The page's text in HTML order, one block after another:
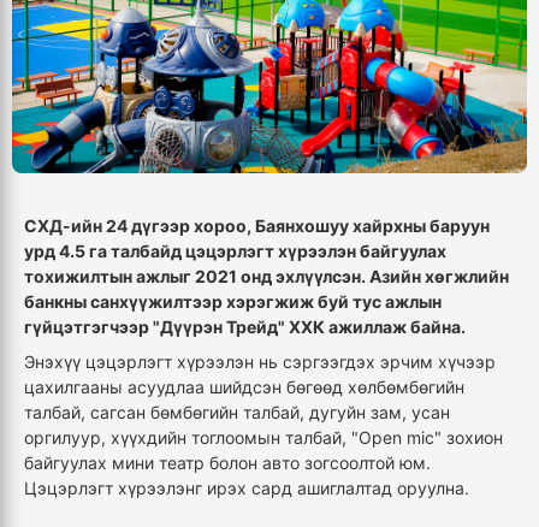
СХД-ийн 24 дүгээр хороо, Баянхошуу хайрхны баруун
урд 4.5 га талбайд цэцэрлэгт хүрээлэн байгуулах
тохижилтын ажлыг 2021 онд эхлүүлсэн. Азийн хөгжлийн
банкны санхүүжилтээр хэрэгжиж буй тус ажлын
гүйцэтгэгчээр "Дүүрэн Трейд" ХХК ажиллаж байна.
Энэхүү цэцэрлэгт хүрээлэн нь сэргээгдэх эрчим хүчээр
цахилгааны асуудлаа шийдсэн бөгөөд хөлбөмбөгийн
талбай, сагсан бөмбөгийн талбай, дугуйн зам, усан
оргилуур, хүүхдийн тоглоомын талбай, "Open mic" зохион
байгуулах мини театр болон авто зогсоолтой юм.
Цэцэрлэгт хүрээлэнг ирэх сард ашиглалтад оруулна.